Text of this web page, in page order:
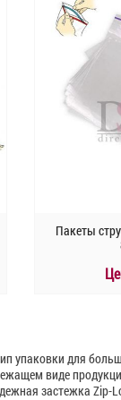
Пакеты
упаковки для
виде
застежка